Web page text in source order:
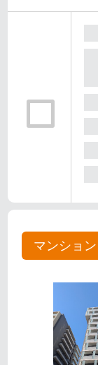
マンション